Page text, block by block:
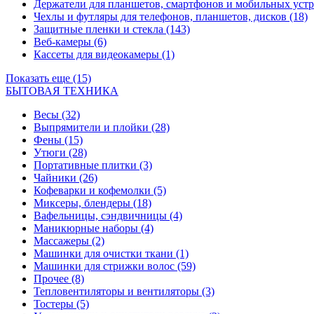
Держатели для планшетов, смартфонов и мобильных
Чехлы и футляры для телефонов, планшетов, дисков (18)
Защитные пленки и стекла (143)
Веб-камеры (6)
Кассеты для видеокамеры (1)
Показать еще (15)
БЫТОВАЯ ТЕХНИКА
Весы (32)
Выпрямители и плойки (28)
Фены (15)
Утюги (28)
Портативные плитки (3)
Чайники (26)
Кофеварки и кофемолки (5)
Миксеры, блендеры (18)
Вафельницы, сэндвичницы (4)
Маникюрные наборы (4)
Массажеры (2)
Машинки для очистки ткани (1)
Машинки для стрижки волос (59)
Прочее (8)
Тепловентиляторы и вентиляторы (3)
Тостеры (5)